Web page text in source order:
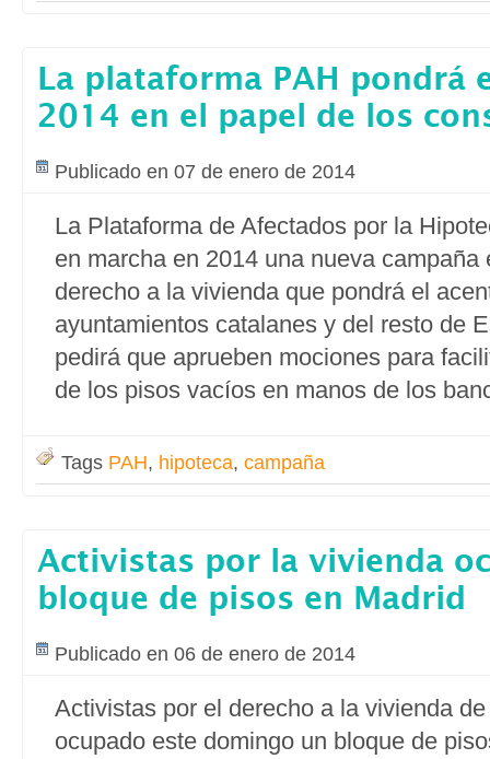
La plataforma PAH pondrá
2014 en el papel de los
Publicado en 07 de enero de 2014
La Plataforma de Afectados por la
en marcha en 2014 una nueva campaña
derecho a la vivienda que pondrá el
ayuntamientos catalanes y del resto de
pedirá que aprueben mociones para
de los pisos vacíos en manos de los
Tags PAH, hipoteca, campaña
Activistas por la vivienda
bloque de pisos en Madrid
Publicado en 06 de enero de 2014
Activistas por el derecho a la vivienda
ocupado este domingo un bloque de